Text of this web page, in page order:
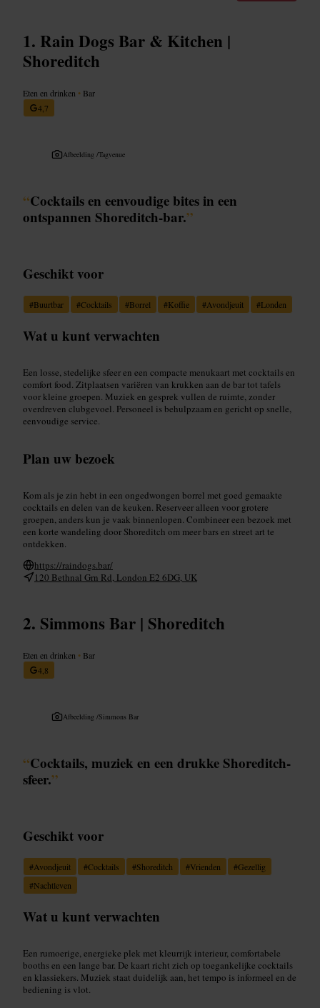
Rain Dogs Bar & Kitchen |
Shoreditch
Eten en drinken • Bar
4,7
Afbeelding /Tagvenue
“Cocktails en eenvoudige bites in een
ontspannen Shoreditch-bar.”
Geschikt voor
#Buurtbar #Cocktails #Borrel #Koffie #Avondjeuit #Londen
Wat u kunt verwachten
Een losse, stedelijke sfeer en een compacte menukaart met cocktails en
comfort food. Zitplaatsen variëren van krukken aan de bar tot tafels
voor kleine groepen. Muziek en gesprek vullen de ruimte, zonder
overdreven clubgevoel. Personeel is behulpzaam en gericht op snelle,
eenvoudige service.
Plan uw bezoek
Kom als je zin hebt in een ongedwongen borrel met goed gemaakte
cocktails en delen van de keuken. Reserveer alleen voor grotere
groepen, anders kun je vaak binnenlopen. Combineer een bezoek met
een korte wandeling door Shoreditch om meer bars en street art te
ontdekken.
https://raindogs.bar/
120 Bethnal Grn Rd, London E2 6DG, UK
Simmons Bar | Shoreditch
Eten en drinken • Bar
4,8
Afbeelding /Simmons Bar
“Cocktails, muziek en een drukke Shoreditch-
sfeer.”
Geschikt voor
#Avondjeuit #Cocktails #Shoreditch #Vrienden #Gezellig
#Nachtleven
Wat u kunt verwachten
Een rumoerige, energieke plek met kleurrijk interieur, comfortabele
booths en een lange bar. De kaart richt zich op toegankelijke cocktails
en klassiekers. Muziek staat duidelijk aan, het tempo is informeel en de
bediening is vlot.